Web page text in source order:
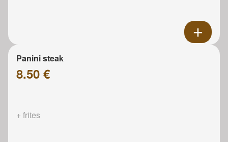
Panini steak
8.50 €
+ frites